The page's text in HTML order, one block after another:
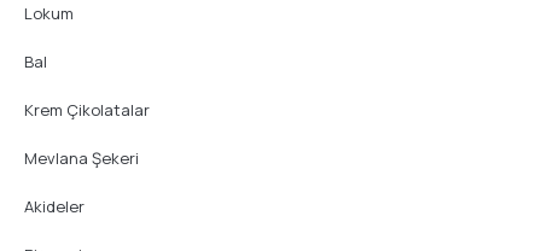
Lokum
Bal
Krem Çikolatalar
Mevlana Şekeri
Akideler